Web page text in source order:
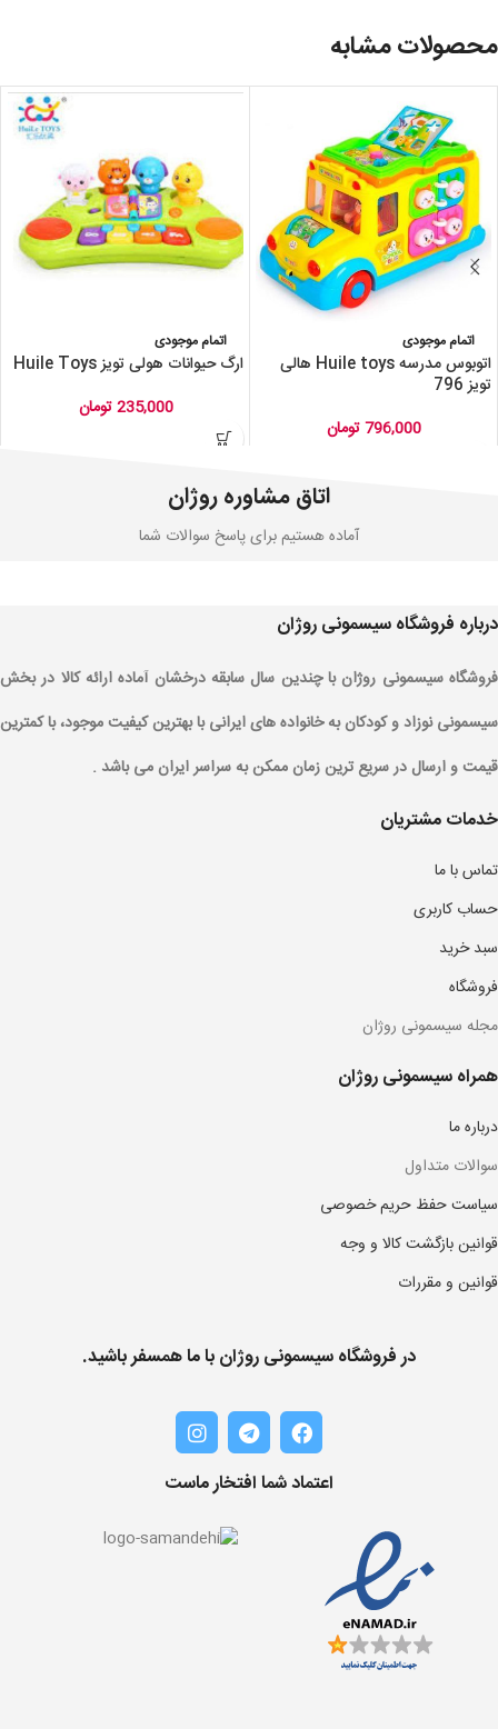
محصولات مشابه
اتمام موجودی
اتوبوس مدرسه Huile toys هالی
تویز 796
796,000تومان
اتمام موجودی
ارگ حیوانات هولی تویز Huile Toys
235,000تومان
اتاق مشاوره روژان
آماده هستیم برای پاسخ سوالات شما
درباره فروشگاه سیسمونی روژان
فروشگاه سیسمونی روژان با چندین سال سابقه درخشان آماده ارائه کالا در بخش
سیسمونی نوزاد و کودکان به خانواده های ایرانی با بهترین کیفیت موجود، با کمترین
قیمت و ارسال در سریع ترین زمان ممکن به سراسر ایران می باشد .
خدمات مشتریان
تماس با ما
حساب کاربری
سبد خرید
فروشگاه
مجله سیسمونی روژان
همراه سیسمونی روژان
درباره ما
سوالات متداول
سیاست حفظ حریم خصوصی
قوانین بازگشت کالا و وجه
قوانین و مقررات
در فروشگاه سیسمونی روژان با ما همسفر باشید.
اعتماد شما افتخار ماست